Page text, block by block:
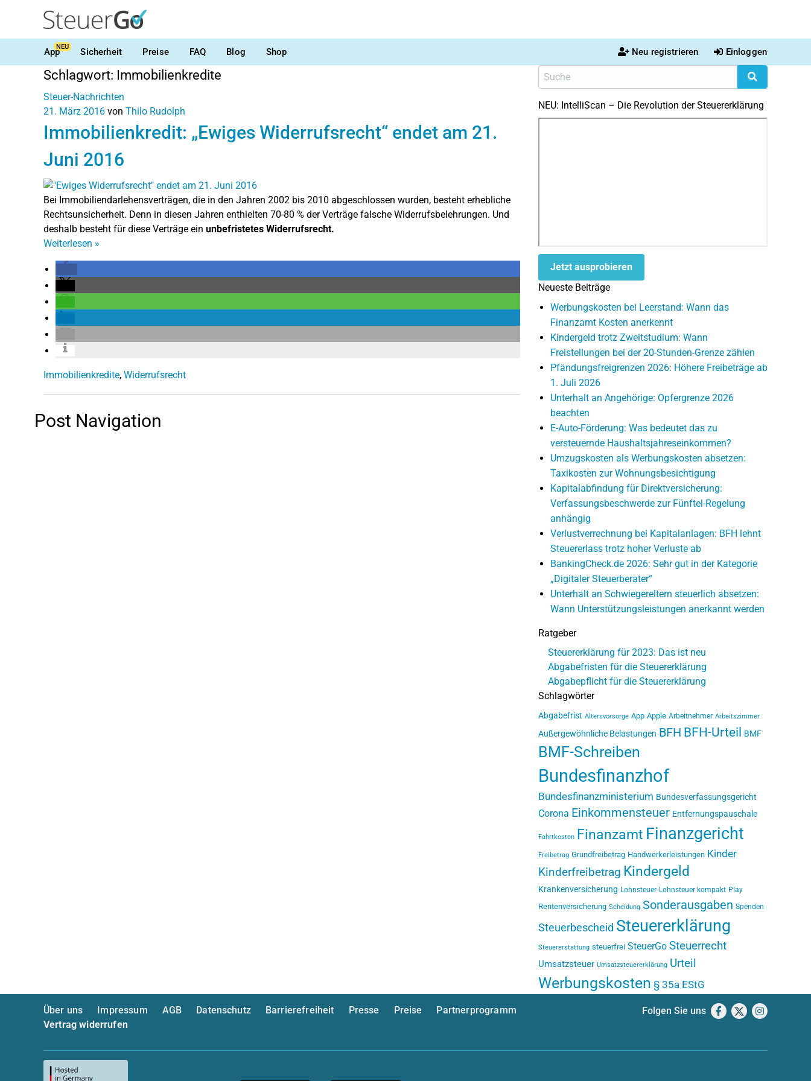
AppNEU Sicherheit Preise FAQ Blog Shop Neu registrieren Einloggen
Schlagwort: Immobilienkredite
Steuer-Nachrichten
21. März 2016 von Thilo Rudolph
Immobilienkredit: „Ewiges Widerrufsrecht“ endet am 21.
Juni 2016
Bei Immobiliendarlehensverträgen, die in den Jahren 2002 bis 2010 abgeschlossen wurden, besteht erhebliche
Rechtsunsicherheit. Denn in diesen Jahren enthielten 70-80 % der Verträge falsche Widerrufsbelehrungen. Und
deshalb besteht für diese Verträge ein unbefristetes Widerrufsrecht.
Weiterlesen »
Immobilienkredite, Widerrufsrecht
Post Navigation
NEU: IntelliScan – Die Revolution der Steuererklärung
Jetzt ausprobieren
Neueste Beiträge
Werbungskosten bei Leerstand: Wann das
Finanzamt Kosten anerkennt
Kindergeld trotz Zweitstudium: Wann
Freistellungen bei der 20-Stunden-Grenze zählen
Pfändungsfreigrenzen 2026: Höhere Freibeträge ab
1. Juli 2026
Unterhalt an Angehörige: Opfergrenze 2026
beachten
E-Auto-Förderung: Was bedeutet das zu
versteuernde Haushaltsjahreseinkommen?
Umzugskosten als Werbungskosten absetzen:
Taxikosten zur Wohnungsbesichtigung
Kapitalabfindung für Direktversicherung:
Verfassungsbeschwerde zur Fünftel-Regelung
anhängig
Verlustverrechnung bei Kapitalanlagen: BFH lehnt
Steuererlass trotz hoher Verluste ab
BankingCheck.de 2026: Sehr gut in der Kategorie
„Digitaler Steuerberater“
Unterhalt an Schwiegereltern steuerlich absetzen:
Wann Unterstützungsleistungen anerkannt werden
Ratgeber
Steuererklärung für 2023: Das ist neu
Abgabefristen für die Steuererklärung
Abgabepflicht für die Steuererklärung
Schlagwörter
Abgabefrist Altersvorsorge App Apple Arbeitnehmer Arbeitszimmer
Außergewöhnliche Belastungen BFH BFH-Urteil BMF
BMF-Schreiben
Bundesfinanzhof
Bundesfinanzministerium Bundesverfassungsgericht
Corona Einkommensteuer Entfernungspauschale
Fahrtkosten Finanzamt Finanzgericht
Freibetrag Grundfreibetrag Handwerkerleistungen Kinder
Kinderfreibetrag Kindergeld
Krankenversicherung Lohnsteuer Lohnsteuer kompakt Play
Rentenversicherung Scheidung Sonderausgaben Spenden
Steuerbescheid Steuererklärung
Steuererstattung steuerfrei SteuerGo Steuerrecht
Umsatzsteuer Umsatzsteuererklärung Urteil
Werbungskosten § 35a EStG
Über uns Impressum AGB Datenschutz Barrierefreiheit Presse Preise
Partnerprogramm
Vertrag widerrufen
Folgen Sie uns Facebook
X Instagram